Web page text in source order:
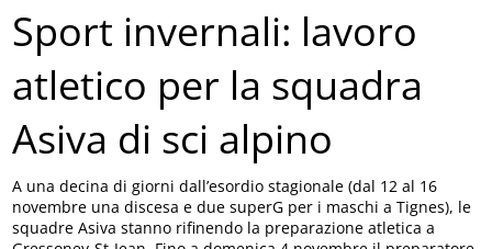
Sport invernali: lavoro
atletico per la squadra
Asiva di sci alpino
A una decina di giorni dall’esordio stagionale (dal 12 al 16
novembre una discesa e due superG per i maschi a Tignes), le
squadre Asiva stanno rifinendo la preparazione atletica a